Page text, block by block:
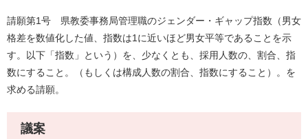
請願第1号 県教委事務局管理職のジェンダー・ギャップ指数（男女
格差を数値化した値、指数は1に近いほど男女平等であることを示
す。以下「指数」という）を、少なくとも、採用人数の、割合、指
数にすること。（もしくは構成人数の割合、指数にすること）。を
求める請願。
議案